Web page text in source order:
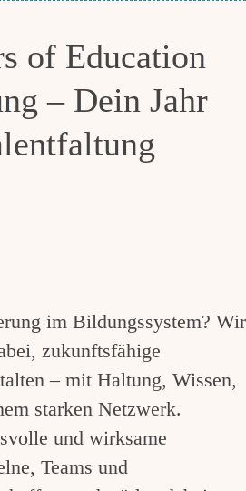
of Education
– Dein Jahr
im Bildungssystem? Wir
zukunftsfähige
– mit Haltung, Wissen,
starken Netzwerk.
und wirksame
Teams und